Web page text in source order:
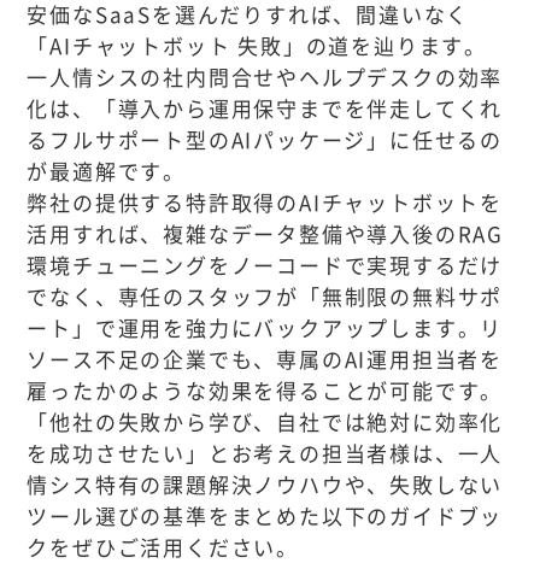
安価なSaaSを選んだりすれば、間違いなく
「AIチャットボット 失敗」の道を辿ります。
一人情シスの社内問合せやヘルプデスクの効率
化は、「導入から運用保守までを伴走してくれ
るフルサポート型のAIパッケージ」に任せるの
が最適解です。
弊社の提供する特許取得のAIチャットボットを
活用すれば、複雑なデータ整備や導入後のRAG
環境チューニングをノーコードで実現するだけ
でなく、専任のスタッフが「無制限の無料サポ
ート」で運用を強力にバックアップします。リ
ソース不足の企業でも、専属のAI運用担当者を
雇ったかのような効果を得ることが可能です。
「他社の失敗から学び、自社では絶対に効率化
を成功させたい」とお考えの担当者様は、一人
情シス特有の課題解決ノウハウや、失敗しない
ツール選びの基準をまとめた以下のガイドブッ
クをぜひご活用ください。